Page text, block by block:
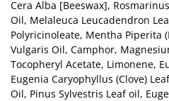
Cera Alba [Beeswax],
Oil, Melaleuca Leucadendron
Polyricinoleate, Mentha Piperita
Vulgaris Oil, Camphor,
Tocopheryl Acetate, Limonene,
Eugenia Caryophyllus (Clove)
Oil, Pinus Sylvestris Leaf oil,